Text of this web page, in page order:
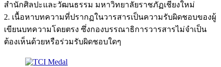
สำนักศิลปะและวัฒนธรรม มหาวิทยาลัยราชภัฏเชียงใหม่
2. เนื้อหาบทความที่ปรากฏในวารสารเป็นความรับผิดชอบของผู้
เขียนบทความโดยตรง ซึ่งกองบรรณาธิการวารสารไม่จำเป็น
ต้องเห็นด้วยหรือร่วมรับผิดชอบใดๆ